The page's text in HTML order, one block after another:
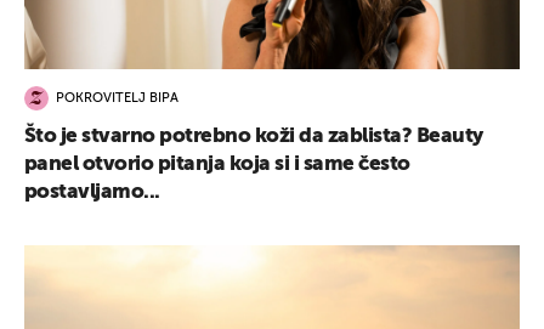
POKROVITELJ BIPA
Što je stvarno potrebno koži da zablista? Beauty
panel otvorio pitanja koja si i same često
postavljamo...